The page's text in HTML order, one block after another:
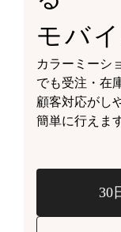
モバ
カラーミーシ
でも受注・在
顧客対応がし
簡単に行えま
30